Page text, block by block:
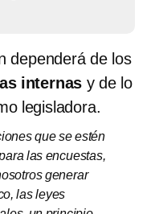
dependerá de los
internas y de lo
legisladora.
que se estén
las encuestas,
generar
las leyes